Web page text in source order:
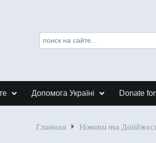
Допомога Україні Donate
Главная Новини та